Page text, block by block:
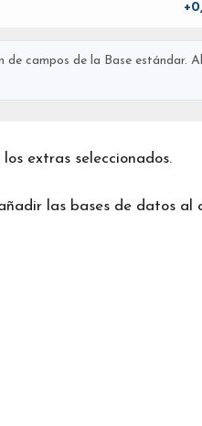
campos de la Base estándar.
extras seleccionados.
las bases de datos al